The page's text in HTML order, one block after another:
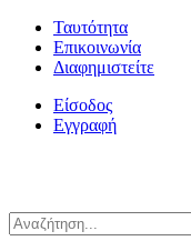
Ταυτότητα
Επικοινωνία
Διαφημιστείτε
Είσοδος
Εγγραφή